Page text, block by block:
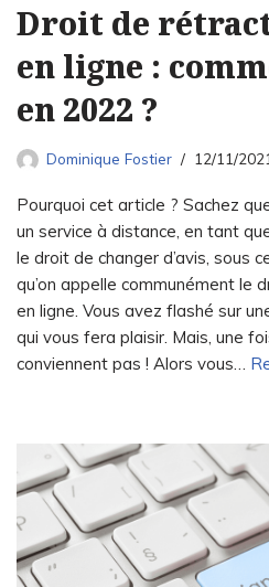
Droit de
en ligne :
en 2022 ?
Dominique Fostier 12/11/2021
Pourquoi cet article ? Sachez
un service à distance, en tant
le droit de changer d’avis, sous
qu’on appelle communément le
en ligne. Vous avez flashé sur
qui vous fera plaisir. Mais, une
conviennent pas ! Alors vous…